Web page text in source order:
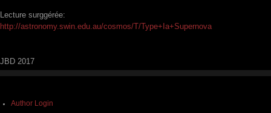
Lecture surggérée:
http://astronomy.swin.edu.au/cosmos/T/Type+Ia+Supernova
JBD 2017
Author Login